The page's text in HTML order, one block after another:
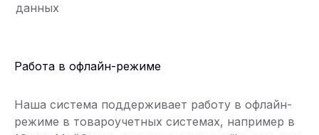
данных
Работа в офлайн-режиме
Наша система поддерживает работу в офлайн-
режиме в товароучетных системах, например в